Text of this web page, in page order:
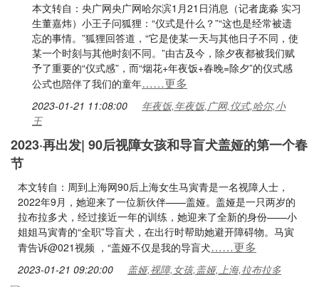
本文转自：央广网央广网哈尔滨1月21日消息（记者庞淼 实习
生董嘉炜）小王子问狐狸：“仪式是什么？”“这也是经常被遗
忘的事情。”狐狸回答道，“它是使某一天与其他日子不同，使
某一个时刻与其他时刻不同。”由古及今，除夕夜都被我们赋
予了重要的“仪式感”，而“烟花+年夜饭+春晚=除夕”的仪式感
公式也陪伴了我们的童年……更多
2023-01-21 11:08:00
年夜饭,年夜饭,广网,仪式,哈尔,小
王
2023·再出发| 90后视障女孩和导盲犬盖娅的第一个春
节
本文转自：周到上海网90后上海女生马寅青是一名视障人士，
2022年9月，她迎来了一位新伙伴——盖娅。盖娅是一只两岁的
拉布拉多犬，经过接近一年的训练，她迎来了全新的身份——小
姐姐马寅青的“全职”导盲犬，在出行时帮助她避开障碍物。马寅
青告诉@021视频 ，“盖娅不仅是我的导盲犬……更多
2023-01-21 09:20:00 盖娅,视障,女孩,盖娅,上海,拉布拉多